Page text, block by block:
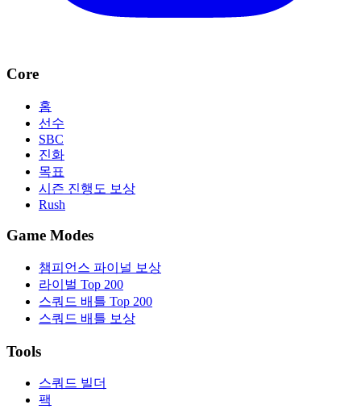
Core
홈
선수
SBC
진화
목표
시즌 진행도 보상
Rush
Game Modes
챔피언스 파이널 보상
라이벌 Top 200
스쿼드 배틀 Top 200
스쿼드 배틀 보상
Tools
스쿼드 빌더
팩